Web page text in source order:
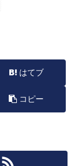
はてブ
コピー